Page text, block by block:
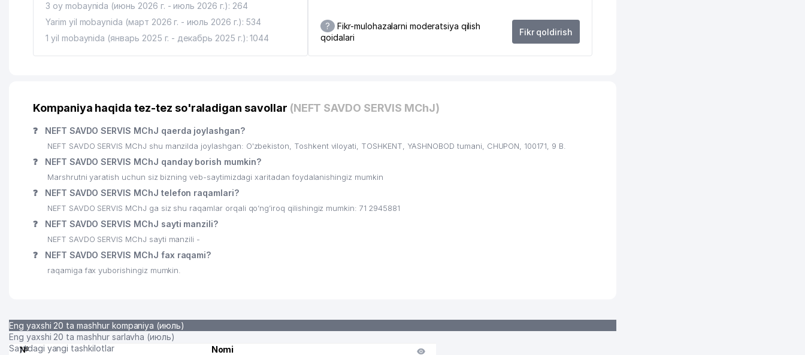
3 oy mobaynida (июнь 2026 г. - июль 2026 г.): 264
Yarim yil mobaynida (март 2026 г. - июль 2026 г.): 534
1 yil mobaynida (январь 2025 г. - декабрь 2025 г.): 1044
?
Fikr-mulohazalarni moderatsiya qilish
qoidalari
Fikr qoldirish
Kompaniya haqida tez-tez so'raladigan savollar (NEFT SAVDO SERVIS MChJ)
❓ NEFT SAVDO SERVIS MChJ qaerda joylashgan?
NEFT SAVDO SERVIS MChJ shu manzilda joylashgan: O'zbekiston, Toshkent viloyati, TOSHKENT, YASHNOBOD tumani, CHUPON, 100171, 9 B.
❓ NEFT SAVDO SERVIS MChJ qanday borish mumkin?
Marshrutni yaratish uchun siz bizning veb-saytimizdagi xaritadan foydalanishingiz mumkin
❓ NEFT SAVDO SERVIS MChJ telefon raqamlari?
NEFT SAVDO SERVIS MChJ ga siz shu raqamlar orqali qo’ng’iroq qilishingiz mumkin: 71 2945881
❓ NEFT SAVDO SERVIS MChJ sayti manzili?
NEFT SAVDO SERVIS MChJ sayti manzili -
❓ NEFT SAVDO SERVIS MChJ fax raqami?
raqamiga fax yuborishingiz mumkin.
Eng yaxshi 20 ta mashhur kompaniya (июль)
Eng yaxshi 20 ta mashhur sarlavha (июль)
Saytdagi yangi tashkilotlar
№ Nomi